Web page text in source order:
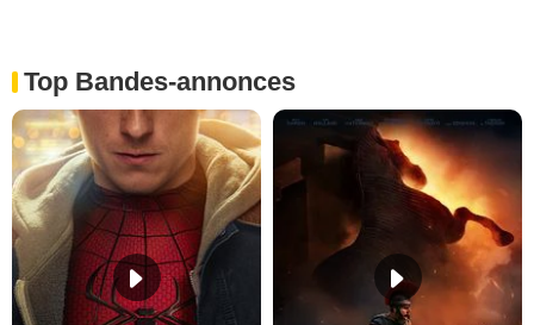
Top Bandes-annonces